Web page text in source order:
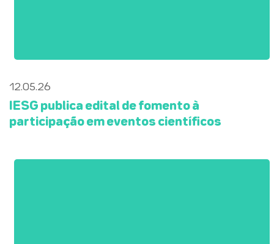
12.05.26
IESG publica edital de fomento à
participação em eventos científicos